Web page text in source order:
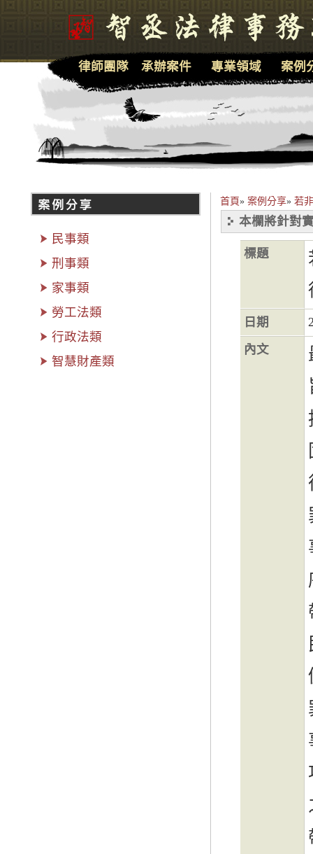
首頁» 案例分享» 若
本欄將針對
標題
日期
內文
律師團隊 承辦案件 專業領域 案例
民事類
刑事類
家事類
勞工法類
行政法類
智慧財產類